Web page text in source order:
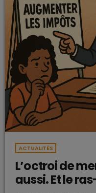
ACTUALITÉS
L’octroi de
aussi. Et le